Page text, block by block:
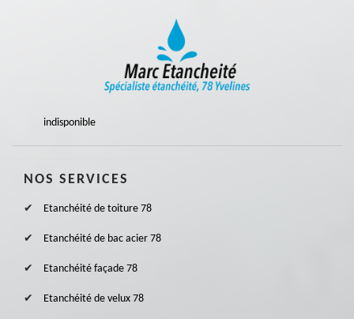
indisponible
NOS SERVICES
Etanchéité de toiture 78
Etanchéité de bac acier 78
Etanchéité façade 78
Etanchéité de velux 78